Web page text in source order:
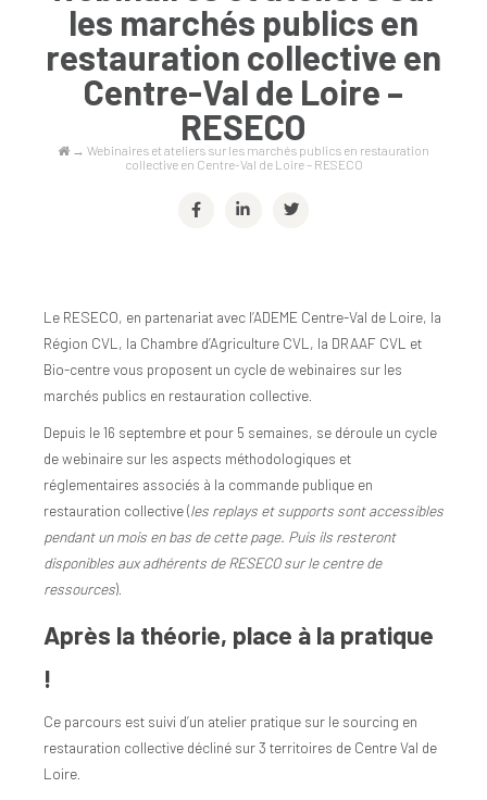
les marchés publics en
restauration collective en
Centre-Val de Loire –
RESECO
→ Webinaires et ateliers sur les marchés publics en restauration
collective en Centre-Val de Loire – RESECO
Le RESECO, en partenariat avec l’ADEME Centre-Val de Loire, la
Région CVL, la Chambre d’Agriculture CVL, la DRAAF CVL et
Bio-centre vous proposent un cycle de webinaires sur les
marchés publics en restauration collective.
Depuis le 16 septembre et pour 5 semaines, se déroule un cycle
de webinaire sur les aspects méthodologiques et
réglementaires associés à la commande publique en
restauration collective (les replays et supports sont accessibles
pendant un mois en bas de cette page. Puis ils resteront
disponibles aux adhérents de RESECO sur le centre de
ressources).
Après la théorie, place à la pratique
!
Ce parcours est suivi d’un atelier pratique sur le sourcing en
restauration collective décliné sur 3 territoires de Centre Val de
Loire.